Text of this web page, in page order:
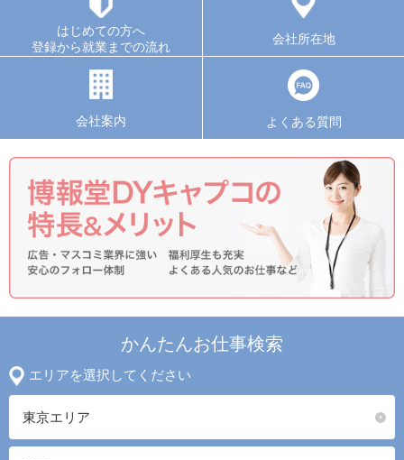
はじめての方へ
登録から就業までの流れ
会社所在地
会社案内 よくある質問
かんたんお仕事検索
エリアを選択してください
東京エリア